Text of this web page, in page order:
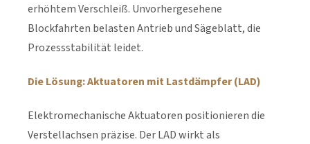
erhöhtem Verschleiß. Unvorhergesehene
Blockfahrten belasten Antrieb und Sägeblatt, die
Prozessstabilität leidet.
Die Lösung: Aktuatoren mit Lastdämpfer (LAD)
Elektromechanische Aktuatoren positionieren die
Verstellachsen präzise. Der LAD wirkt als